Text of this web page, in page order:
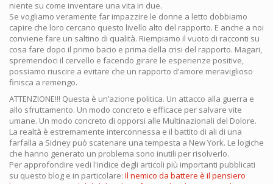
niente su come inventare una vita in due.
Se vogliamo veramente far impazzire le donne a letto dobbiamo
capire che loro cercano questo livello alto del rapporto. E anche a noi
conviene fare un saltino di qualità. Riempiamo il vuoto di racconti su
cosa fare dopo il primo bacio e prima della crisi del rapporto. Magari,
spremendoci il cervello e facendo girare le esperienze positive,
possiamo riuscire a evitare che un rapporto d’amore meraviglioso
finisca a remengo.
ATTENZIONE!!! Questa è un’azione politica. Un attacco alla guerra e
allo sfruttamento. Un modo concreto e efficace per salvare vite
umane. Un modo concreto di opporsi alle Multinazionali del Dolore.
La realtà è estremamente interconnessa e il battito di ali di una
farfalla a Sidney può scatenare una tempesta a New York. Le logiche
che hanno generato un problema sono inutili per risolverlo.
Per approfondire vedi l'indice degli articoli più importanti pubblicati
su questo blog e in particolare: Il nemico da battere è il pensiero